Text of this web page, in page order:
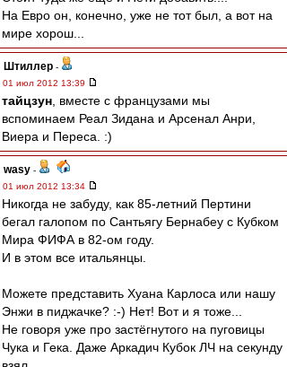
На Евро он, конечно, уже не тот был, а вот на
мире хорош...
Штиллер -
01 июл 2012 13:39
тайцзун , вместе с французами мы
вспоминаем Реал Зидана и Арсенал Анри,
Виера и Переса. :)
wasy -
01 июл 2012 13:34
Никогда не забуду, как 85-летний Пертини
бегал галопом по Сантьягу Бернабеу с Кубком
Мира ФИФА в 82-ом году.
И в этом все итальянцы.
Можете представить Хуана Карлоса или нашу
Энжи в пиджачке? :-) Нет! Вот и я тоже...
Не говоря уже про застёгнутого на пуговицы
Чука и Гека. Даже Аркадич Кубок ЛЧ на секунду